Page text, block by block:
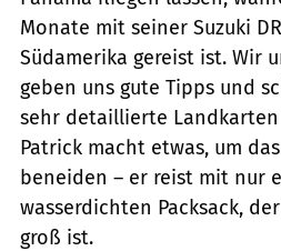
Monate mit seiner Suzuki
Südamerika gereist ist. Wir
geben uns gute Tipps und
sehr detaillierte
Patrick macht etwas, um
beneiden – er reist mit nur
wasserdichten Packsack,
groß ist.